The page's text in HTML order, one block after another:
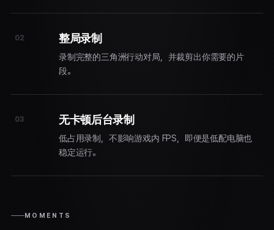
02 整局录制
录制完整的三角洲行动对局，并裁剪出你需要的片
段。
03 无卡顿后台录制
低占用录制，不影响游戏内 FPS，即便是低配电脑也
稳定运行。
MOMENTS